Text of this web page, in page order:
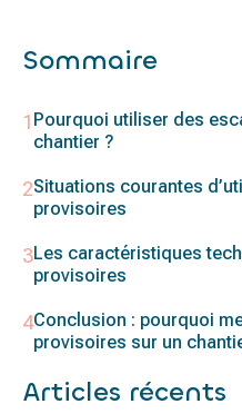
Sommaire
Pourquoi utiliser des
chantier ?
Situations courantes
provisoires
Les caractéristiques
provisoires
Conclusion : pourquoi
provisoires sur un
Articles récents